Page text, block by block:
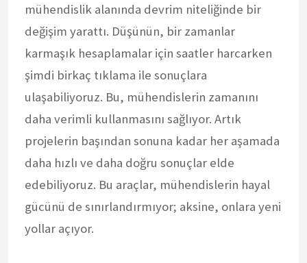
mühendislik alanında devrim niteliğinde bir
değişim yarattı. Düşünün, bir zamanlar
karmaşık hesaplamalar için saatler harcarken
şimdi birkaç tıklama ile sonuçlara
ulaşabiliyoruz. Bu, mühendislerin zamanını
daha verimli kullanmasını sağlıyor. Artık
projelerin başından sonuna kadar her aşamada
daha hızlı ve daha doğru sonuçlar elde
edebiliyoruz. Bu araçlar, mühendislerin hayal
gücünü de sınırlandırmıyor; aksine, onlara yeni
yollar açıyor.